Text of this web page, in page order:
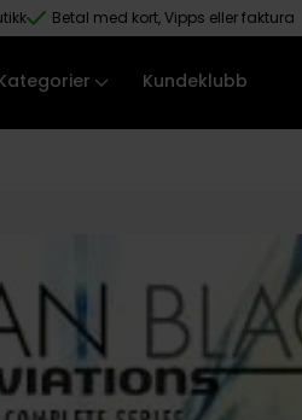
Betal med kort, Vipps eller faktura
Kundeklubb